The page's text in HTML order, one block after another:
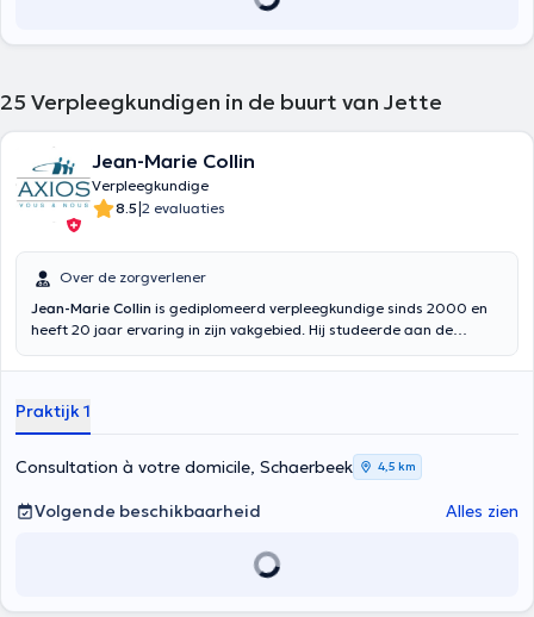
25 Verpleegkundigen in de buurt van Jette
Jean-Marie Collin
Verpleegkundige
8.5|2 evaluaties
Over de zorgverlener
Jean-Marie Collin is gediplomeerd verpleegkundige sinds 2000 en
heeft 20 jaar ervaring in zijn vakgebied. Hij studeerde aan de
gespecialiseerd in AHH en palliatieve zorg en is een bekwaam
luisteren. Hij heeft gewerkt in de St Jean Kliniek in Brussel. Jean-
Marie Collin maakt deel uit van het innoverende AXIOS-netwerk en
streeft er in de eerste plaats naar de patiënten in alle opzichten
tevreden te stellen. Hij werkt in verschillende regio's van Brussel en
biedt zijn cliënten kwaliteitsvolle thuiszorg. Jean-Marie Collin is altijd
op zoek naar training en verbetert voortdurend zijn vaardigheden in
verpleegkundige Jean-Marie Collin zijn zelfbevestigend en duren
Praktijk 1
Consultation à votre domicile, Schaerbeek 4,5 km
Volgende beschikbaarheid Alles zien